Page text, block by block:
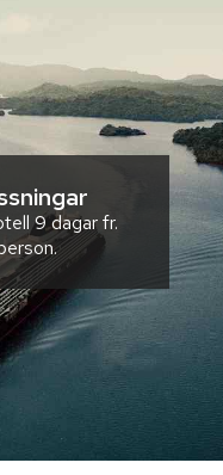
9 dagarfr.